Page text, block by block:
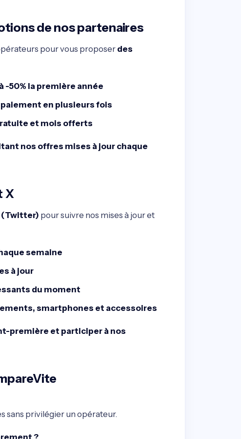
de nos partenaires
pour vous proposer des
-50% la première année
en plusieurs fois
et mois offerts
nos offres mises à jour chaque
X
(Twitter) pour suivre nos mises à jour et
semaine
à jour
du moment
smartphones et accessoires
première et participer à nos
sans privilégier un opérateur.